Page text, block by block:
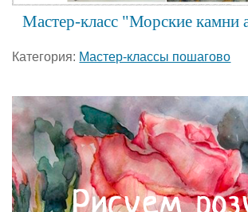
Мастер-класс "Морские камни
Категория: Мастер-классы пошагово